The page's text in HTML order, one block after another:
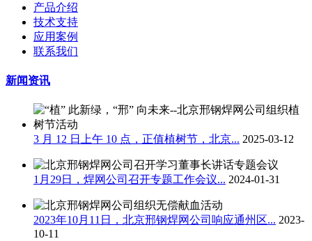
产品介绍
技术支持
应用案例
联系我们
新闻资讯
3 月 12 日上午 10 点，正值植树节，北京... 2025-03-12
1月29日，焊网公司召开专题工作会议... 2024-01-31
2023年10月11日，北京邢钢焊网公司响应通州区... 2023-
10-11